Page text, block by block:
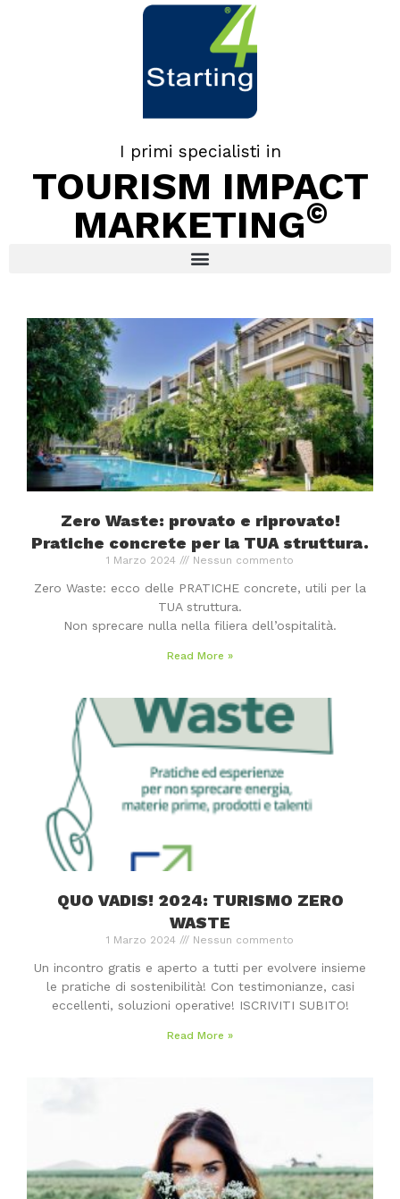
I primi specialisti in
TOURISM IMPACT
MARKETING©
Zero Waste: provato e riprovato!
Pratiche concrete per la TUA struttura.
1 Marzo 2024 Nessun commento
Zero Waste: ecco delle PRATICHE concrete, utili per la
TUA struttura.
Non sprecare nulla nella filiera dell’ospitalità.
Read More »
QUO VADIS! 2024: TURISMO ZERO
WASTE
1 Marzo 2024 Nessun commento
Un incontro gratis e aperto a tutti per evolvere insieme
le pratiche di sostenibilità! Con testimonianze, casi
eccellenti, soluzioni operative! ISCRIVITI SUBITO!
Read More »